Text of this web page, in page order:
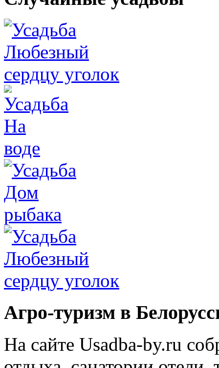
Агро-туризм в
На сайте Usadba-by.ru